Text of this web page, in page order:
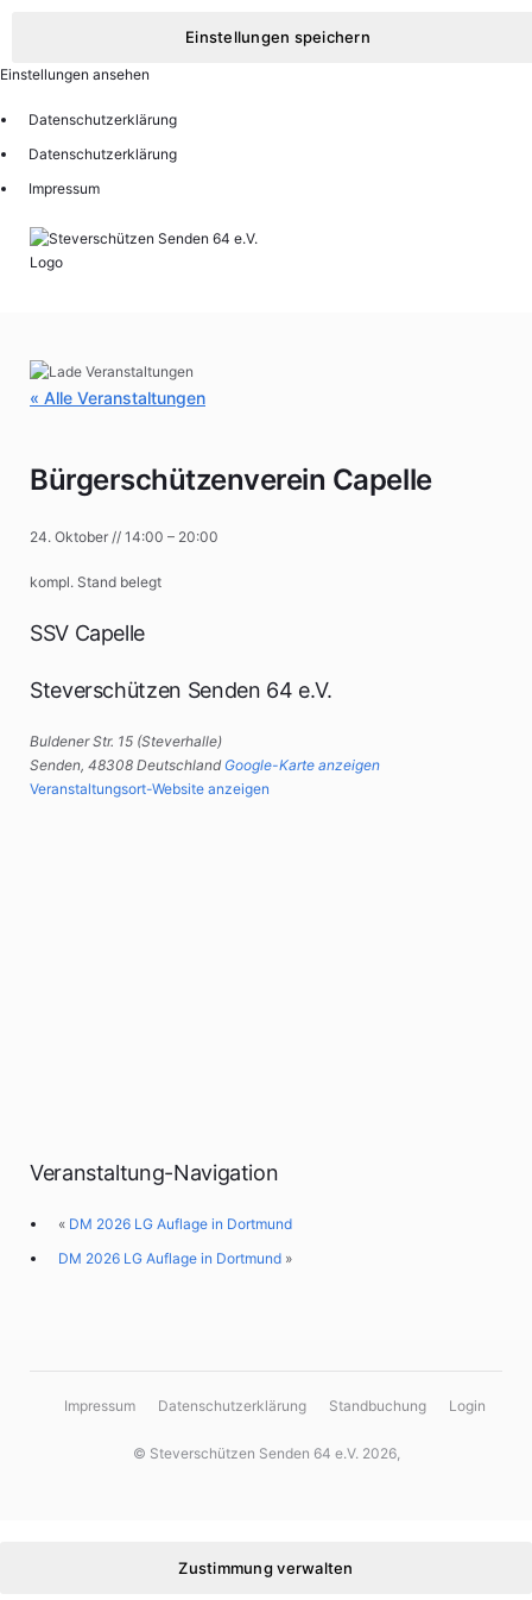
Einstellungen speichern
Einstellungen ansehen
Datenschutzerklärung
Datenschutzerklärung
Impressum
« Alle Veranstaltungen
Bürgerschützenverein Capelle
24. Oktober // 14:00 – 20:00
kompl. Stand belegt
SSV Capelle
Steverschützen Senden 64 e.V.
Buldener Str. 15 (Steverhalle)
Senden, 48308 Deutschland Google-Karte anzeigen
Veranstaltungsort-Website anzeigen
Veranstaltung-Navigation
«DM 2026 LG Auflage in Dortmund
DM 2026 LG Auflage in Dortmund »
Impressum Datenschutzerklärung Standbuchung Login
© Steverschützen Senden 64 e.V. 2026,
Zustimmung verwalten